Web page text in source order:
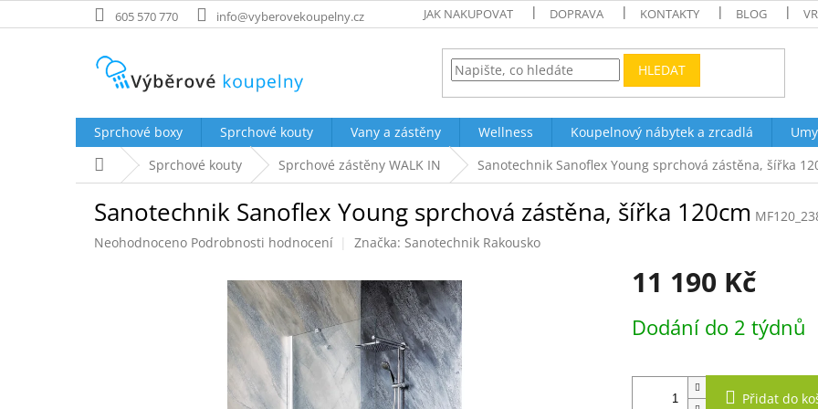
na
605 570 770 info@vyberovekoupelny.cz JAK NAKUPOVAT DOPRAVA KONTAKTY BLOG
HLEDAT
Sprchové boxy Sprchové kouty Vany a zástěny Wellness Koupelnový nábytek a zrcadlá
Domů Sprchové kouty Sprchové zástěny WALK IN Sanotechnik Sanoflex Young sprchová zástěna, šířka
Sanotechnik Sanoflex Young sprchová zástěna, šířka 120cm
Průměrné
Neohodnoceno Podrobnosti hodnocení Značka: Sanotechnik Rakousko
11 190 Kč
cena:
Dodání do 2 týdnů
Přidat do